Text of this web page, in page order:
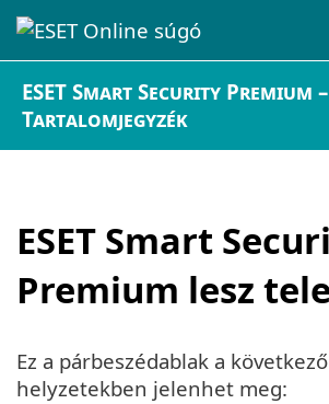
ESET Smart Security Premium –
Tartalomjegyzék
ESET Smart
Premium lesz
Ez a párbeszédablak a következő
helyzetekben jelenhet meg: